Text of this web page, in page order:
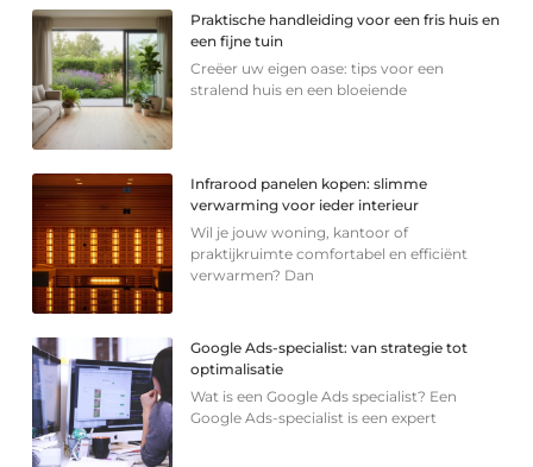
Praktische handleiding voor een fris huis en
een fijne tuin
Creëer uw eigen oase: tips voor een
stralend huis en een bloeiende
Infrarood panelen kopen: slimme
verwarming voor ieder interieur
Wil je jouw woning, kantoor of
praktijkruimte comfortabel en efficiënt
verwarmen? Dan
Google Ads-specialist: van strategie tot
optimalisatie
Wat is een Google Ads specialist? Een
Google Ads-specialist is een expert